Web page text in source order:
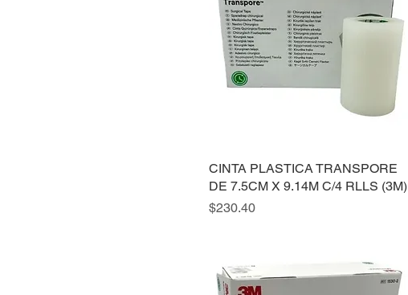
CINTA PLASTICA TRANSPORE
DE 7.5CM X 9.14M C/4 RLLS (3M)
Precio
$230.40